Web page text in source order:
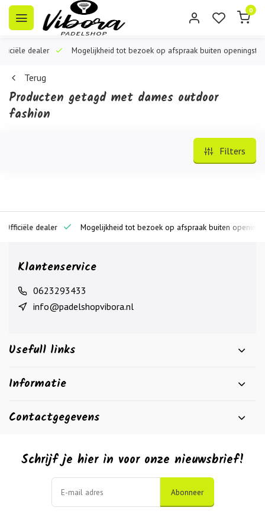
0
dealer Mogelijkheid tot bezoek op afspraak buiten openingstijden
Terug
Producten getagd met dames outdoor
fashion
Filters
dealer Mogelijkheid tot bezoek op afspraak buiten
Klantenservice
0623293433
info@padelshopvibora.nl
Usefull links
Informatie
Contactgegevens
Schrijf je hier in voor onze nieuwsbrief!
Abonneer